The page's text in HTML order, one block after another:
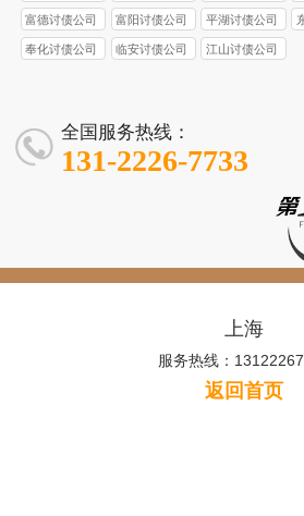
富德讨债公司 富阳讨债公司 平湖讨债公司
奉化讨债公司 临安讨债公司 江山讨债公司
全国服务热线：
131-2226-7733
上海
服务热线：
返回首页